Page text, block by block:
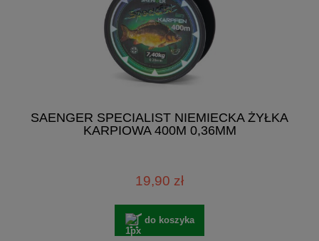
SAENGER SPECIALIST NIEMIECKA ŻYŁKA
KARPIOWA 400M 0,36MM
19,90 zł
do koszyka